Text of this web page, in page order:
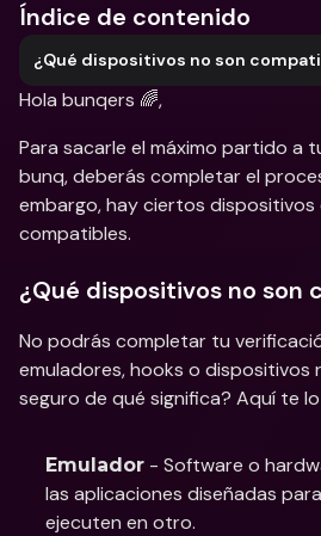
Índice de contenido
¿Qué dispositivos no son
Hola bunqers 🌈,
Para sacarle el máximo partido a
bunq, deberás completar el
embargo, hay ciertos dispositivos
compatibles.
¿Qué dispositivos no son
No podrás completar tu
emuladores, hooks o dispositivos
seguro de qué significa? Aquí te
Emulador - Software o
las aplicaciones diseñadas
ejecuten en otro.